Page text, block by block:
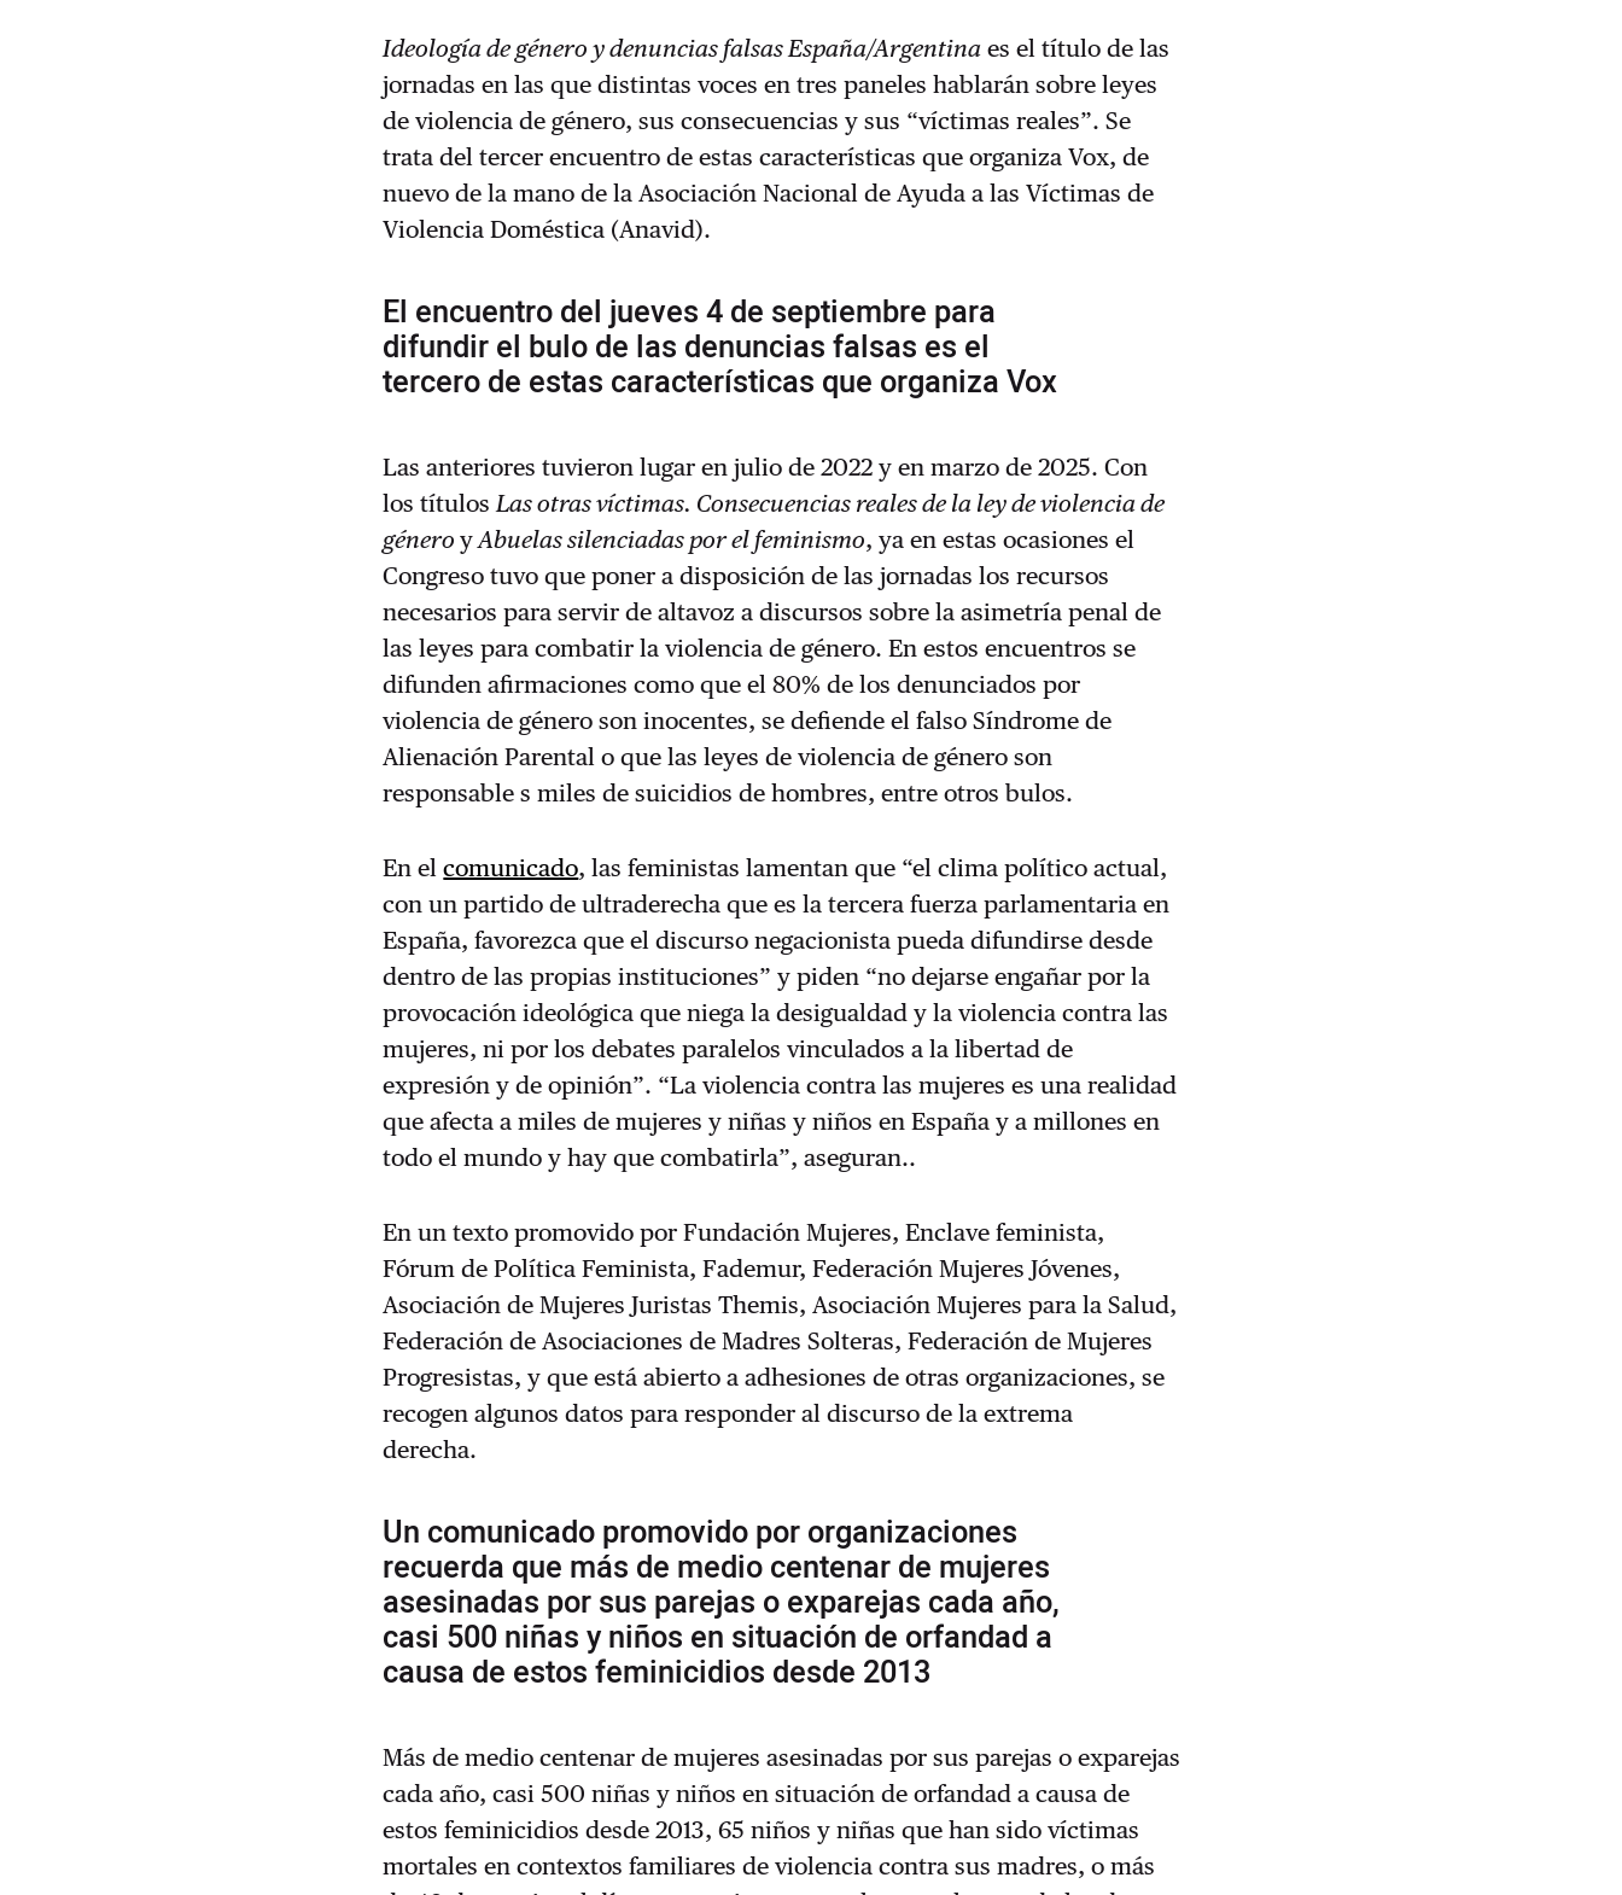
Ideología de género y denuncias falsas España/Argentina es el título de las
jornadas en las que distintas voces en tres paneles hablarán sobre leyes
de violencia de género, sus consecuencias y sus “víctimas reales”. Se
trata del tercer encuentro de estas características que organiza Vox, de
nuevo de la mano de la Asociación Nacional de Ayuda a las Víctimas de
Violencia Doméstica (Anavid).
El encuentro del jueves 4 de septiembre para
difundir el bulo de las denuncias falsas es el
tercero de estas características que organiza Vox
Las anteriores tuvieron lugar en julio de 2022 y en marzo de 2025. Con
los títulosLas otras víctimas. Consecuencias reales de la ley de violencia de
géneroyAbuelas silenciadas por el feminismo, ya en estas ocasiones el
Congreso tuvo que poner a disposición de las jornadas los recursos
necesarios para servir de altavoz a discursos sobre la asimetría penal de
las leyes para combatir la violencia de género. En estos encuentros se
difunden afirmaciones como que el 80% de los denunciados por
violencia de género son inocentes, se defiende el falso Síndrome de
Alienación Parental o que las leyes de violencia de género son
responsable s miles de suicidios de hombres, entre otros bulos.
En elcomunicado, las feministas lamentan que “el clima político actual,
con un partido de ultraderecha que es la tercera fuerza parlamentaria en
España, favorezca que el discurso negacionista pueda difundirse desde
dentro de las propias instituciones” y piden “no dejarse engañar por la
provocación ideológica que niega la desigualdad y la violencia contra las
mujeres, ni por los debates paralelos vinculados a la libertad de
expresión y de opinión”. “La violencia contra las mujeres es una realidad
que afecta a miles de mujeres y niñas y niños en España y a millones en
todo el mundo y hay que combatirla”, aseguran..
En un texto promovido por Fundación Mujeres, Enclave feminista,
Fórum de Política Feminista, Fademur, Federación Mujeres Jóvenes,
Asociación de Mujeres Juristas Themis, Asociación Mujeres para la Salud,
Federación de Asociaciones de Madres Solteras, Federación de Mujeres
Progresistas, y que está abierto a adhesiones de otras organizaciones, se
recogen algunos datos para responder al discurso de la extrema
derecha.
Un comunicado promovido por organizaciones
recuerda que más de medio centenar de mujeres
asesinadas por sus parejas o exparejas cada año,
casi 500 niñas y niños en situación de orfandad a
causa de estos feminicidios desde 2013
Más de medio centenar de mujeres asesinadas por sus parejas o exparejas
cada año, casi 500 niñas y niños en situación de orfandad a causa de
estos feminicidios desde 2013, 65 niños y niñas que han sido víctimas
mortales en contextos familiares de violencia contra sus madres, o más